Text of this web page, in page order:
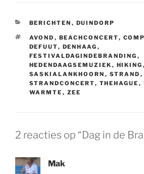
CATEGORIEËN
BERICHTEN , DUINDORP
TAGS
AVOND , BEACHCONCERT,
DEFUUT, DENHAAG ,
FESTIVALDAGINDEBRANDING ,
HEDENDAAGSEMUZIEK , HIKING ,
SASKIALANKHOORN , STRAND ,
STRANDCONCERT, THEHAGUE ,
WARMTE , ZEE
2 reacties op “Dag in de
Mak